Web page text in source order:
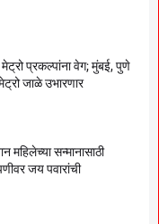
प्रकल्पांना वेग; मुंबई, पुणे
जाळे उभारणार
महिलेच्या सन्मानासाठी
जय पवारांची